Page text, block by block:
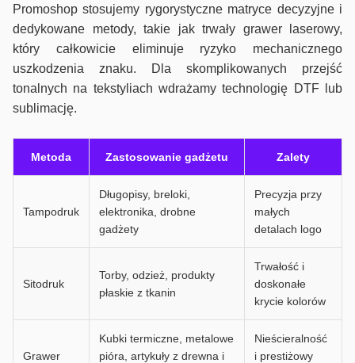
Promoshop stosujemy rygorystyczne matryce decyzyjne i
dedykowane metody, takie jak trwały grawer laserowy,
który całkowicie eliminuje ryzyko mechanicznego
uszkodzenia znaku. Dla skomplikowanych przejść
tonalnych na tekstyliach wdrażamy technologię DTF lub
sublimację.
Metoda Zastosowanie gadżetu Zalety
Tampodruk
Długopisy, breloki,
elektronika, drobne
gadżety
Precyzja przy
małych
detalach logo
Sitodruk
Torby, odzież, produkty
płaskie z tkanin
Trwałość i
doskonałe
krycie kolorów
Grawer
Kubki termiczne, metalowe
pióra, artykuły z drewna i
Nieścieralność
i prestiżowy